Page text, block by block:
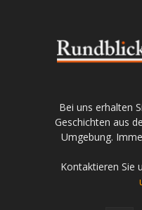
Bei uns erhalten
Geschichten aus
Umgebung.
Kontaktieren Sie